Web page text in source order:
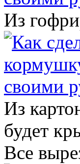
Из
Из
будет
Все